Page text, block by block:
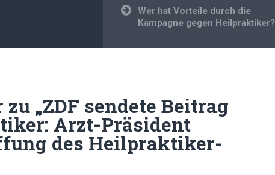
Wer hat Vorteile durch die
Kampagne gegen Heilpraktiker?
„ZDF sendete Beitrag
Arzt-Präsident
des Heilpraktiker-